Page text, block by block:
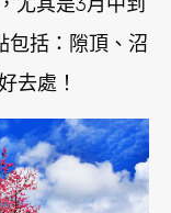
包括：隙頂、沼
去處！